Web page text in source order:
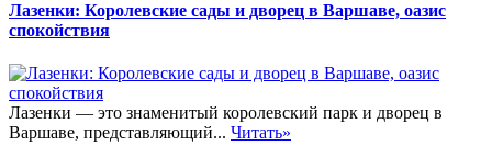
Лазенки: Королевские сады и дворец в Варшаве, оазис
спокойствия
Лазенки — это знаменитый королевский парк и дворец в
Варшаве, представляющий... Читать»